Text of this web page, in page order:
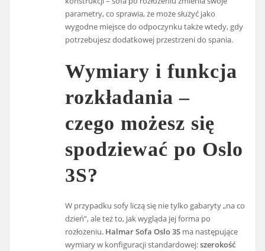
parametry, co sprawia, że może służyć jako
wygodne miejsce do odpoczynku także wtedy, gdy
potrzebujesz dodatkowej przestrzeni do spania.
Wymiary i funkcja
rozkładania –
czego możesz się
spodziewać po Oslo
3S?
W przypadku sofy liczą się nie tylko gabaryty „na co
dzień”, ale też to, jak wygląda jej forma po
rozłożeniu. Halmar Sofa Oslo 3S ma następujące
wymiary w konfiguracji standardowej:szerokość